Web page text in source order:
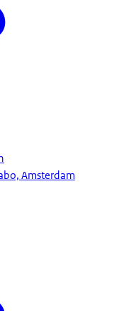
Amsterdam